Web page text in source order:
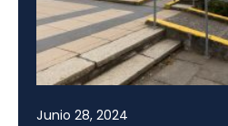
Junio 28, 2024